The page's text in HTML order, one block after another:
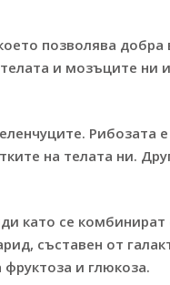
позволява
и мозъците ни
Рибозата е
на телата ни.
като се комбинират
съставен от
и глюкоза.